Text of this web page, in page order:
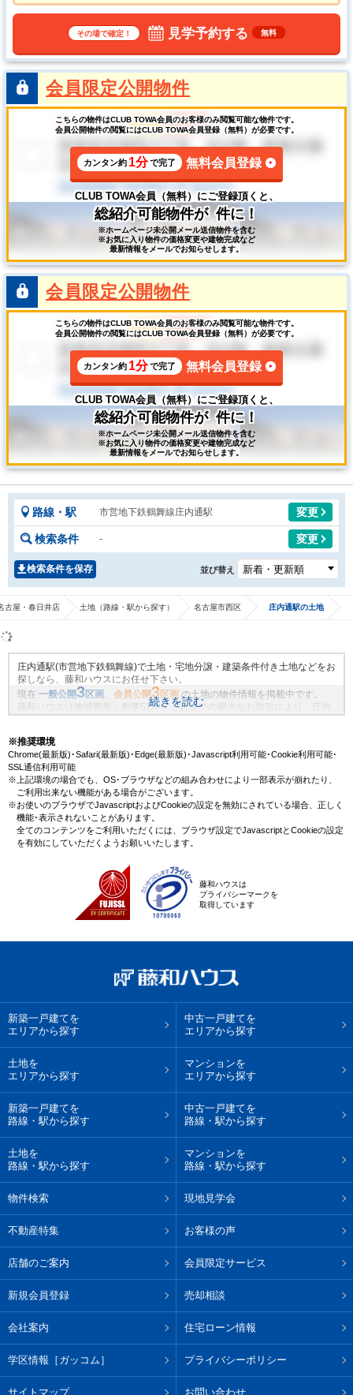
その場で確定！ 見学予約する 無料
会員限定公開物件
こちらの物件はCLUB TOWA会員のお客様のみ閲覧可能な物件です。
会員公開物件の閲覧にはCLUB TOWA会員登録（無料）が必要です。
カンタン約 1分で完了 無料会員登録
CLUB TOWA会員（無料）にご登録頂くと、
総紹介可能物件が 件に！
※ホームページ未公開メール送信物件を含む
※お気に入り物件の価格変更や建物完成など
最新情報をメールでお知らせします。
会員限定公開物件
こちらの物件はCLUB TOWA会員のお客様のみ閲覧可能な物件です。
会員公開物件の閲覧にはCLUB TOWA会員登録（無料）が必要です。
カンタン約 1分で完了 無料会員登録
CLUB TOWA会員（無料）にご登録頂くと、
総紹介可能物件が 件に！
※ホームページ未公開メール送信物件を含む
※お気に入り物件の価格変更や建物完成など
最新情報をメールでお知らせします。
路線・駅 市営地下鉄鶴舞線庄内通駅 変更
検索条件 - 変更
検索条件を保存 並び替え
古屋・春日井店 土地（路線・駅から探す） 名古屋市西区 庄内通駅の土地
庄内通駅(市営地下鉄鶴舞線)で土地・宅地分譲・建築条件付き土地などをお
探しなら、藤和ハウスにお任せ下さい。
現在 一般公開3区画 会員公開3区画 の土地の物件情報を掲載中です。
藤和ハウスは地域密着・創業51年、これまでの膨大なお取引により、庄内
通駅(市営地下鉄鶴舞線)の新規物件情報や、未公開不動産物件情報も沢山ご
続きを読む
※推奨環境
Chrome(最新版)･Safari(最新版)･Edge(最新版)･Javascript利用可能･Cookie利用可能･
SSL通信利用可能
※上記環境の場合でも、OS･ブラウザなどの組み合わせにより一部表示が崩れたり、
ご利用出来ない機能がある場合がございます。
※お使いのブラウザでJavascriptおよびCookieの設定を無効にされている場合、正しく
機能･表示されないことがあります。
全てのコンテンツをご利用いただくには、ブラウザ設定でJavascriptとCookieの設定
を有効にしていただくようお願いいたします。
藤和ハウスは
プライバシーマークを
取得しています
新築一戸建てを
エリアから探す
中古一戸建てを
エリアから探す
土地を
エリアから探す
マンションを
エリアから探す
新築一戸建てを
路線・駅から探す
中古一戸建てを
路線・駅から探す
土地を
路線・駅から探す
マンションを
路線・駅から探す
物件検索 現地見学会
不動産特集 お客様の声
店舗のご案内 会員限定サービス
新規会員登録 売却相談
会社案内 住宅ローン情報
学区情報［ガッコム］ プライバシーポリシー
サイトマップ お問い合わせ